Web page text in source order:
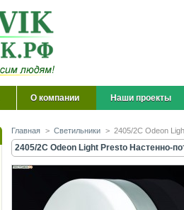
О компании Наши проекты
Главная > Светильники > 2405/2C Odeon
2405/2C Odeon Light Presto Настенно-